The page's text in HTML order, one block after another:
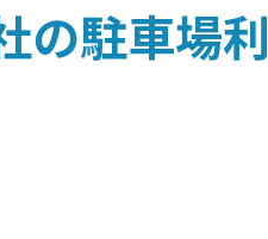
の駐車場利